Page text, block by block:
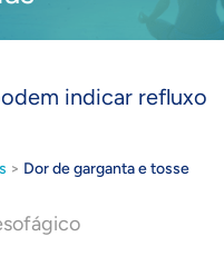
indicar refluxo
> Dor de garganta e tosse